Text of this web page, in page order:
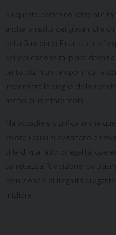
Su questo cammino, oltre alle
anche la realtà dei giovani che
della Guardia di Finanza e ne
dell’educazione mi piace
tanto più in un tempo in cui la
inserirsi tra le pieghe della
rischia di infettare molti.
Ma accogliere significa anche
coloro i quali si avvicinano e
stile di vita fatto di legalità,
correttezza, “tradizione” da
corruzione e all’illegalità
migliore.